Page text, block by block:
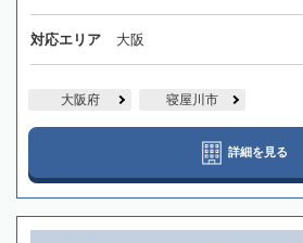
対応エリア 大阪
大阪府 寝屋川市
詳細を見る